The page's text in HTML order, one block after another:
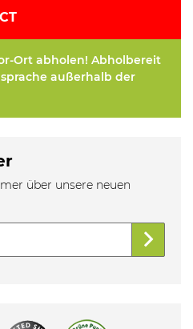
Ort abholen! Abholbereit
außerhalb der
über unsere neuen